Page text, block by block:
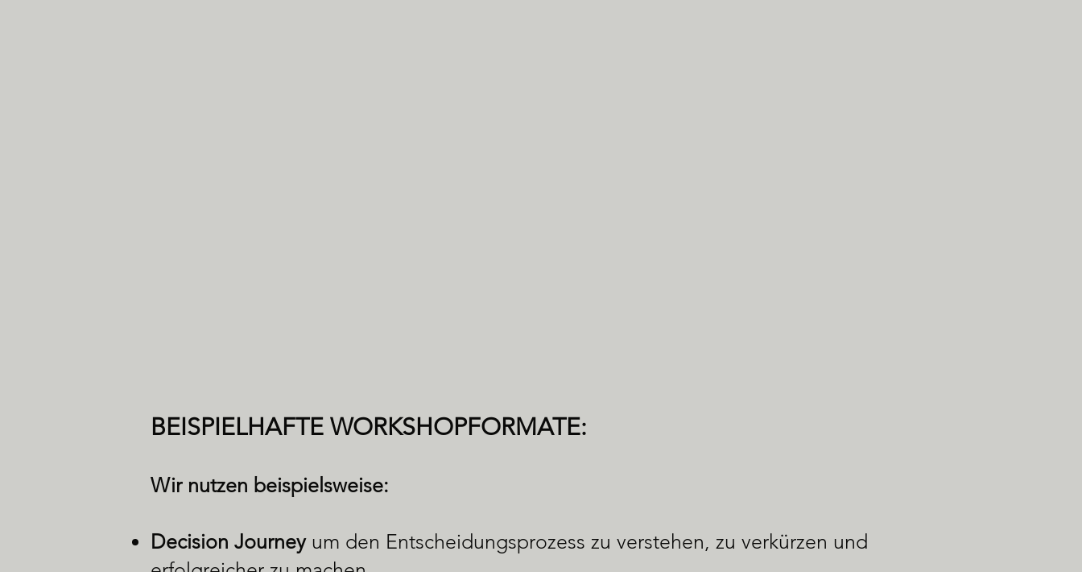
BEISPIELHAFTE WORKSHOPFORMATE:
Wir nutzen beispielsweise:
Decision Journeyum den Entscheidungsprozess zu verstehen, zu verkürzen und